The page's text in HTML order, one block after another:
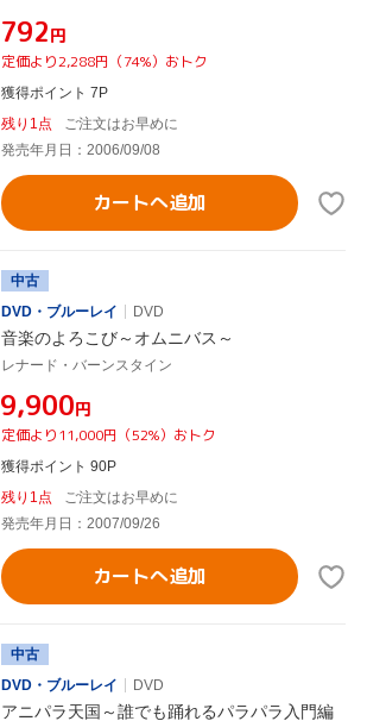
¥792円
定価より2,288円（74%）おトク
獲得ポイント 7P
残り1点
ご注文はお早めに
発売年月日：2006/09/08
カートへ追加
中古
DVD・ブルーレイ
DVD
音楽のよろこび～オムニバス～
レナード・バーンスタイン
¥9,900円
定価より11,000円（52%）おトク
獲得ポイント 90P
残り1点
ご注文はお早めに
発売年月日：2007/09/26
カートへ追加
中古
DVD・ブルーレイ
DVD
アニパラ天国～誰でも踊れるパラパラ入門編